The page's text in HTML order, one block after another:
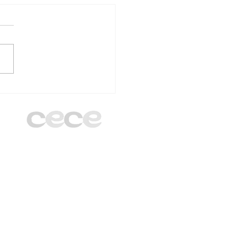
2025/2026 en el
Santa Gema